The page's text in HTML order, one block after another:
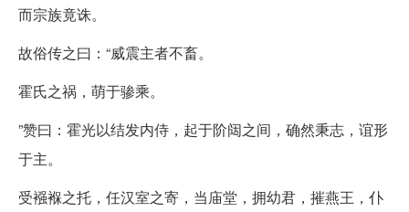
而宗族竟诛。
故俗传之曰：“威震主者不畜。
霍氏之祸，萌于骖乘。
”赞曰：霍光以结发内侍，起于阶闼之间，确然秉志，谊形
于主。
受襁褓之托，任汉室之寄，当庙堂，拥幼君，摧燕王，仆